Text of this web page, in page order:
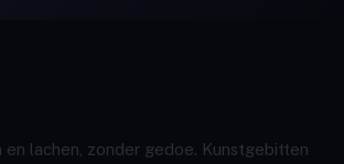
en lachen, zonder gedoe. Kunstgebitten